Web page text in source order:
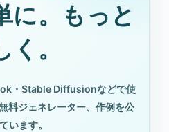
に。もっと
く。
・Stable Diffusionなどで使
料ジェネレーター、作例を公
います。